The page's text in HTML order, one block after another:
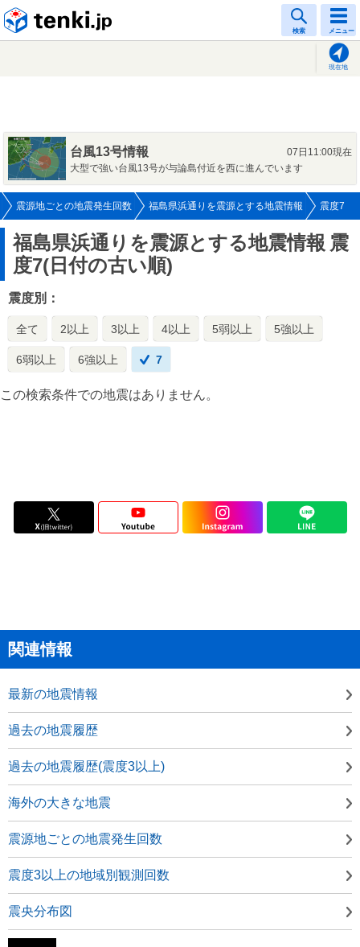
検索 メニュー
現在地
台風13号情報
07日11:00現在
大型で強い台風13号が与論島付近を西に進んでいます
震源地ごとの地震発生回数 福島県浜通りを震源とする地震情報 震度7
福島県浜通りを震源とする地震情報 震
度7(日付の古い順)
震度別：
全て 2以上 3以上 4以上 5弱以上 5強以上
6弱以上 6強以上 7
この検索条件での地震はありません。
関連情報
最新の地震情報
過去の地震履歴
過去の地震履歴(震度3以上)
海外の大きな地震
震源地ごとの地震発生回数
震度3以上の地域別観測回数
震央分布図